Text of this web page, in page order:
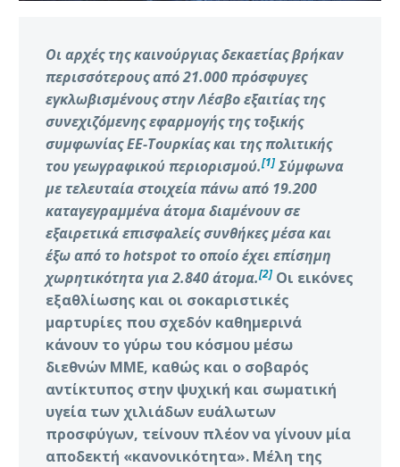
Οι αρχές της καινούργιας δεκαετίας βρήκαν
περισσότερους από 21.000 πρόσφυγες
εγκλωβισμένους στην Λέσβο εξαιτίας της
συνεχιζόμενης εφαρμογής της τοξικής
συμφωνίας ΕΕ-Τουρκίας και της πολιτικής
του γεωγραφικού περιορισμού.[1]Σύμφωνα
με τελευταία στοιχεία πάνω από 19.200
καταγεγραμμένα άτομα διαμένουν σε
εξαιρετικά επισφαλείς συνθήκες μέσα και
έξω από το hotspot το οποίο έχει επίσημη
χωρητικότητα για 2.840 άτομα.[2] Οι εικόνες
εξαθλίωσης και οι σοκαριστικές
μαρτυρίες που σχεδόν καθημερινά
κάνουν το γύρω του κόσμου μέσω
διεθνών ΜΜΕ, καθώς και ο σοβαρός
αντίκτυπος στην ψυχική και σωματική
υγεία των χιλιάδων ευάλωτων
προσφύγων, τείνουν πλέον να γίνουν μία
αποδεκτή «κανονικότητα». Μέλη της